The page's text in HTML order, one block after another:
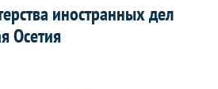
иностранных дел
Осетия